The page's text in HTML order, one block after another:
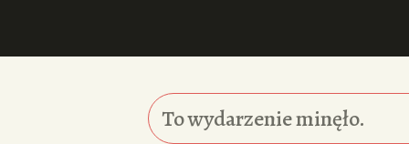
To wydarzenie minęło.